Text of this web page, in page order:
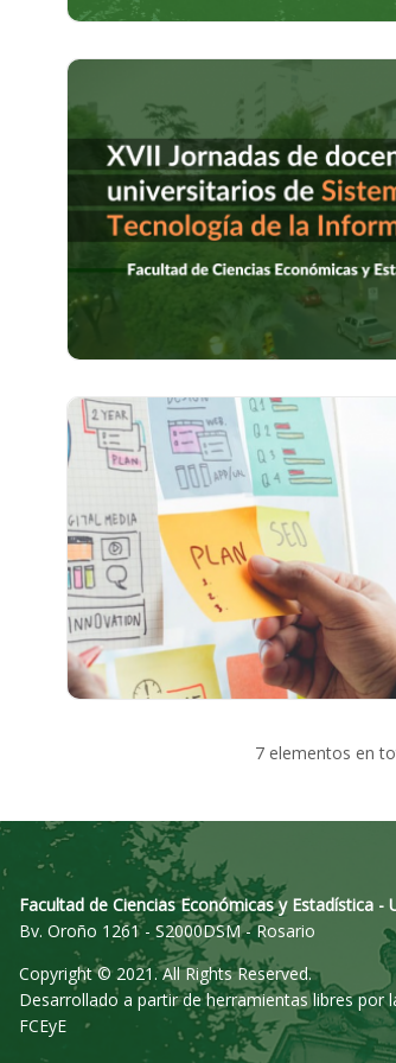
7 elementos en
Facultad de Ciencias Económicas y Estadística -
Bv. Oroño 1261 - S2000DSM - Rosario
Copyright © 2021. All Rights Reserved.
Desarrollado a partir de herramientas libres
FCEyE